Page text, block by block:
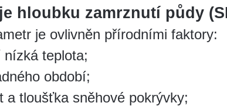
hloubku zamrznutí půdy
je ovlivněn přírodními faktory:
nízká teplota;
období;
a tloušťka sněhové pokrývky;